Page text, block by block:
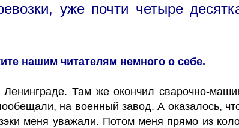
уже почти четыре
нашим читателям немного о себе.
Там же окончил сварочно-
на военный завод. А оказалось,
меня уважали. Потом меня прямо из